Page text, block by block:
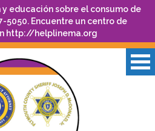
educación sobre el consumo de
5050. Encuentre un centro de
http://helplinema.org